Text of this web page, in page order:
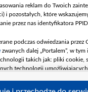
z Was może odnaleźć
i przyjaciół! Klikajcie
atmosferę jeszcze raz!
reklam do Twoich
i pozostałych, które
przez nas identyfikatora
podczas odwiedzania przez
zwanych dalej „Portalem”, w
takich jak: pliki cookie,
technologii umożliwiających